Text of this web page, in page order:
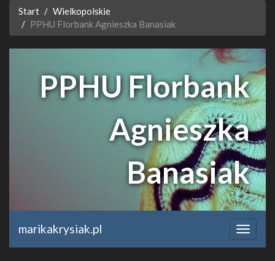
Start
Wielkopolskie
PPHU Florbank Agnieszka Banasiak
PPHU Florbank
Agnieszka
Banasiak
sklep.florbank.pl
marikakrysiak.pl